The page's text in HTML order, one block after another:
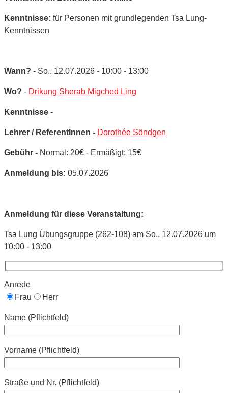
Kenntnisse: für Personen mit grundlegenden Tsa Lung-
Kenntnissen
Wann? - So.. 12.07.2026 - 10:00 - 13:00
Wo? - Drikung Sherab Migched Ling
Kenntnisse -
Lehrer / ReferentInnen - Dorothée Söndgen
Gebühr - Normal: 20€ - Ermäßigt: 15€
Anmeldung bis: 05.07.2026
Anmeldung für diese Veranstaltung:
Tsa Lung Übungsgruppe (262-108) am So.. 12.07.2026 um
10:00 - 13:00
Anrede
Frau
Herr
Name (Pflichtfeld)
Vorname (Pflichtfeld)
Straße und Nr. (Pflichtfeld)